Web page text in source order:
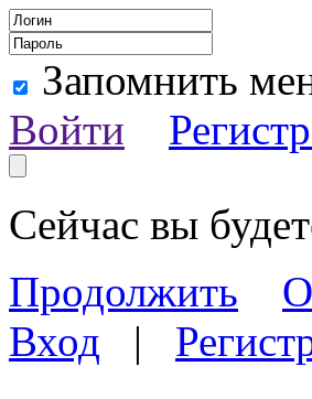
Запомнить
Войти
Сейчас вы
Продолжить
Вход |